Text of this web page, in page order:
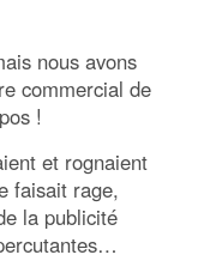
nous avons
commercial de
!
et rognaient
faisait rage,
la publicité